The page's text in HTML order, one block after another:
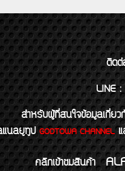
ติด
LINE :
สำหรับผู้ที่สนใจข้อมูลเกี่ยว
แนลยูทูปGODTOWA CHANNELแ
คลิกเข้าชมสินค้า